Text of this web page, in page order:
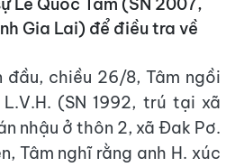
Lê Quốc Tâm (SN 2007,
Gia Lai) để điều tra về
chiều 26/8, Tâm ngồi
(SN 1992, trú tại xã
nhậu ở thôn 2, xã Đak Pơ.
Tâm nghĩ rằng anh H. xúc